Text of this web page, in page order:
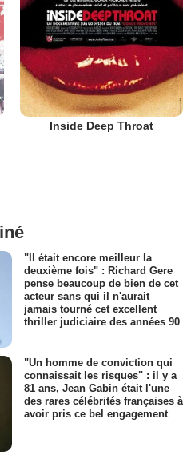
Inside Deep Throat
"Il était encore meilleur la
deuxième fois" : Richard Gere
pense beaucoup de bien de cet
acteur sans qui il n'aurait
jamais tourné cet excellent
thriller judiciaire des années 90
"Un homme de conviction qui
connaissait les risques" : il y a
81 ans, Jean Gabin était l'une
des rares célébrités françaises à
avoir pris ce bel engagement